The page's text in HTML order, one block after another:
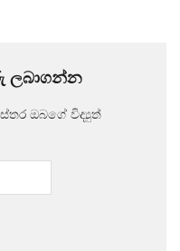
ලබාගන්න
ඔබගේ විද්‍යුත්